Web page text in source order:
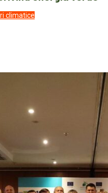
climatice